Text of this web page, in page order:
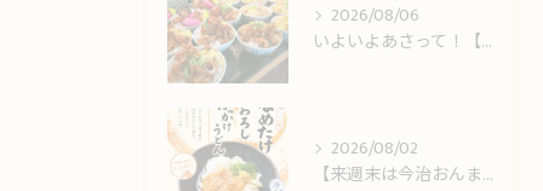
2026/08/06
いよいよあさって！【今治おんまく】＆しまなみ海道観光のお客様をお出迎え！
2026/08/02
【来週末は今治おんまく！】猛暑の休日ランチは冷やしうどんでサッパリと